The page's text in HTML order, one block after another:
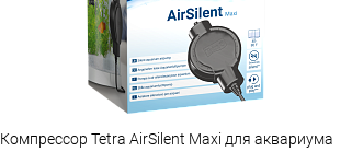
Компрессор Tetra AirSilent Maxi для аквариума